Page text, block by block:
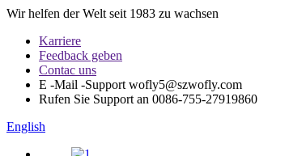
Wir helfen der Welt seit 1983 zu wachsen
Karriere
Feedback geben
Contac uns
E -Mail -Support wofly5@szwofly.com
Rufen Sie Support an 0086-755-27919860
English